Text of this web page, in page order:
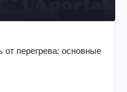
от перегрева: основные